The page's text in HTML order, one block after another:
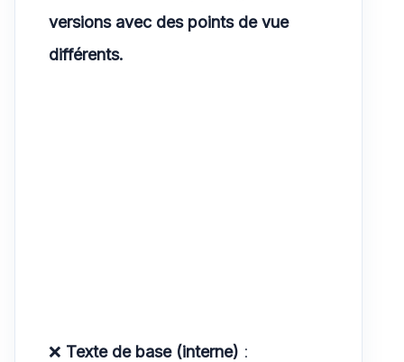
versions avec des points de vue
différents.
❌ Texte de base (interne) :